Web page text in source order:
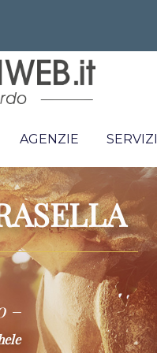
AGENZIE SERVIZI
–